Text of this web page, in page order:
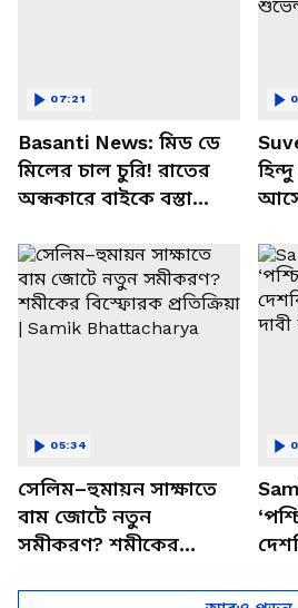
Basanti News: মিড ডে
মিলের চাল চুরি! রাতের
অন্ধকারে বাইকে বস্তা
চত্বরে তাণ্ডব
07:21
সেলিম–হুমায়ন সাক্ষাতে
বাম জোটে নতুন
সমীকরণ? শমীকের
Samik Bhattacharya
05:34
BJP